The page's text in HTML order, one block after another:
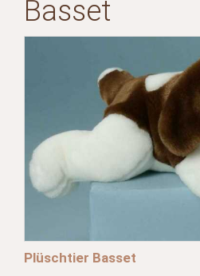
Basset
Plüschtier Basset